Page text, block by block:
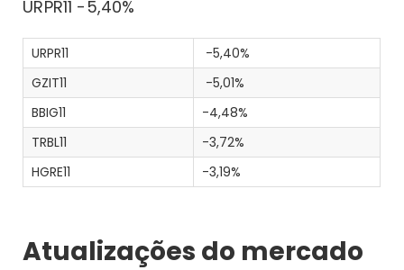
URPR11 -5,40%
URPR11
-5,40%
GZIT11
-5,01%
BBIG11
-4,48%
TRBL11
-3,72%
HGRE11
-3,19%
Atualizações do mercado